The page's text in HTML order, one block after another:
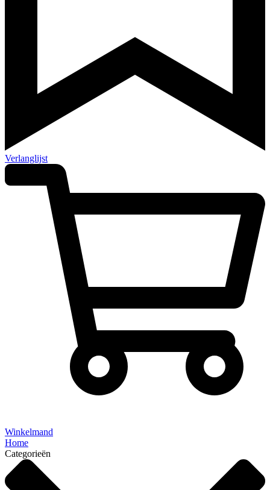
Verlanglijst
Winkelmand
Home
Categorieën